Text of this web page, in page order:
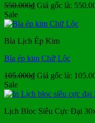
550.000₫ Giá gốc là:
Sale
Bìa Lịch Ép Kim
Bìa ép kim Chữ Lộc
105.000₫ Giá gốc là:
Sale
Lịch Bloc Siêu Cực Đại